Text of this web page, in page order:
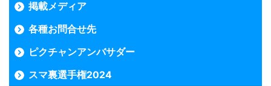
掲載メディア
各種お問合せ先
ピクチャンアンバサダー
スマ裏選手権2024